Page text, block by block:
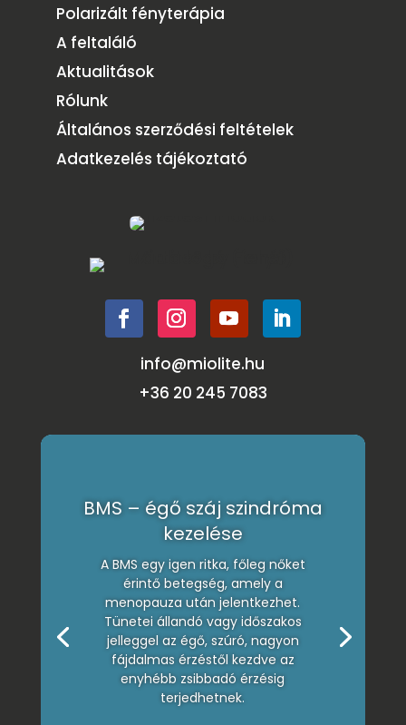
Polarizált fényterápia
A feltaláló
Aktualitások
Rólunk
Általános szerződési feltételek
Adatkezelés tájékoztató
info@miolite.hu
+36 20 245 7083
BMS – égő száj szindróma
kezelése
A BMS egy igen ritka, főleg nőket
érintő betegség, amely a
menopauza után jelentkezhet.
Tünetei állandó vagy időszakos
jelleggel az égő, szúró, nagyon
fájdalmas érzéstől kezdve az
enyhébb zsibbadó érzésig
terjedhetnek.